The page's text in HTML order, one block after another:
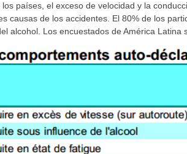
los países, el exceso de velocidad y la
causas de los accidentes. El 80% de los
alcohol. Los encuestados de América